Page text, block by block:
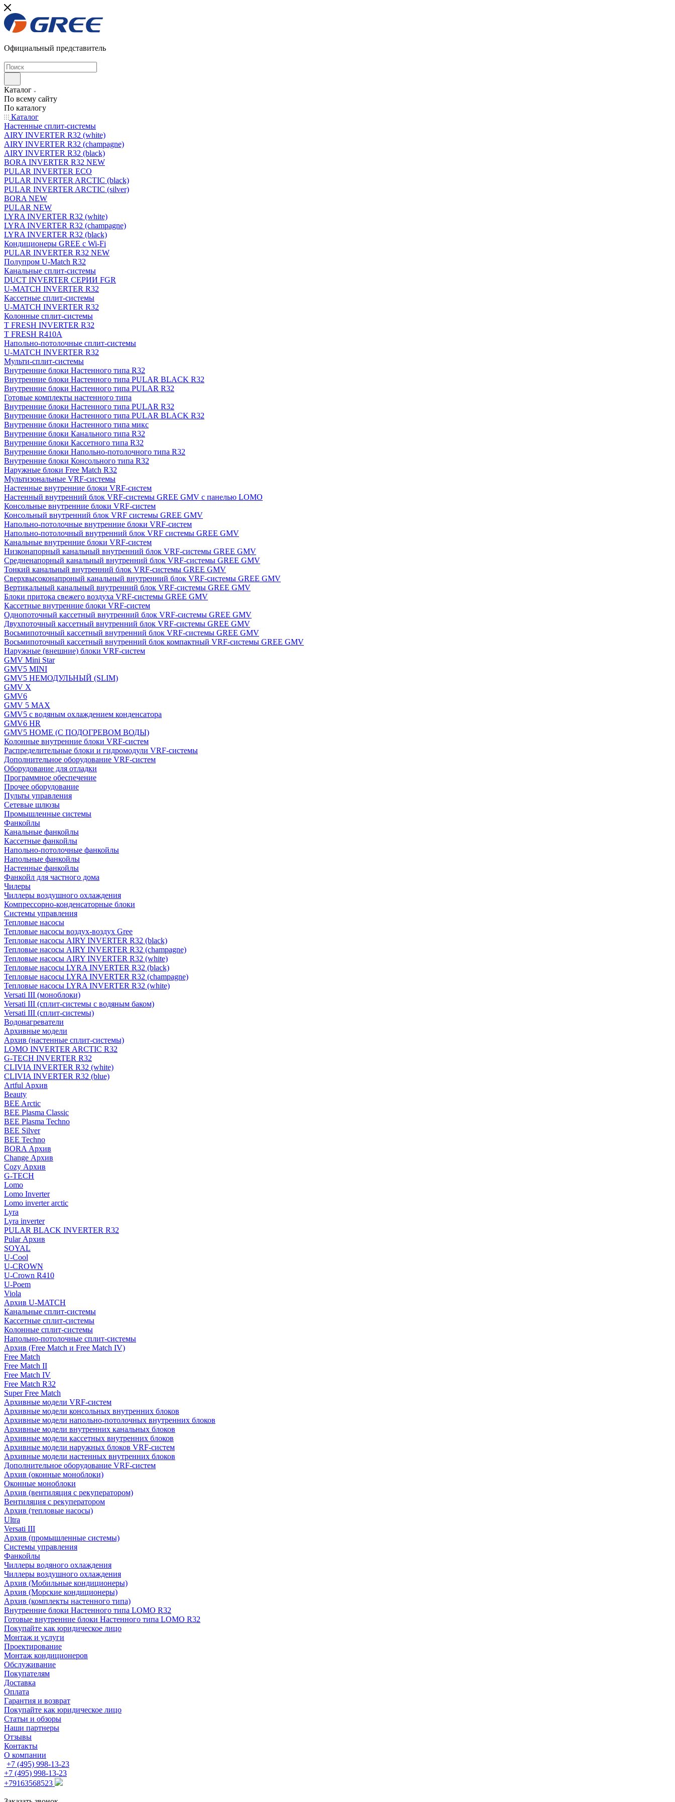
Официальный представитель
Каталог
По всему сайту
По каталогу
Каталог
Настенные сплит-системы
AIRY INVERTER R32 (white)
AIRY INVERTER R32 (champagne)
AIRY INVERTER R32 (black)
BORA INVERTER R32 NEW
PULAR INVERTER ECO
PULAR INVERTER ARCTIC (black)
PULAR INVERTER ARCTIC (silver)
BORA NEW
PULAR NEW
LYRA INVERTER R32 (white)
LYRA INVERTER R32 (champagne)
LYRA INVERTER R32 (black)
Кондиционеры GREE с Wi-Fi
PULAR INVERTER R32 NEW
Полупром U-Match R32
Канальные сплит-системы
DUCT INVERTER СЕРИИ FGR
U-MATCH INVERTER R32
Кассетные сплит-системы
U-MATCH INVERTER R32
Колонные сплит-системы
T FRESH INVERTER R32
T FRESH R410A
Напольно-потолочные сплит-системы
U-MATCH INVERTER R32
Мульти-сплит-системы
Внутренние блоки Настенного типа R32
Внутренние блоки Настенного типа PULAR BLACK R32
Внутренние блоки Настенного типа PULAR R32
Готовые комплекты настенного типа
Внутренние блоки Настенного типа PULAR R32
Внутренние блоки Настенного типа PULAR BLACK R32
Внутренние блоки Настенного типа микс
Внутренние блоки Канального типа R32
Внутренние блоки Кассетного типа R32
Внутренние блоки Напольно-потолочного типа R32
Внутренние блоки Консольного типа R32
Наружные блоки Free Match R32
Мультизональные VRF-системы
Настенные внутренние блоки VRF-систем
Настенный внутренний блок VRF-системы GREE GMV с панелью LOMO
Консольные внутренние блоки VRF-систем
Консольный внутренний блок VRF системы GREE GMV
Напольно-потолочные внутренние блоки VRF-систем
Напольно-потолочный внутренний блок VRF системы GREE GMV
Канальные внутренние блоки VRF-систем
Низконапорный канальный внутренний блок VRF-системы GREE GMV
Средненапорный канальный внутренний блок VRF-системы GREE GMV
Тонкий канальный внутренний блок VRF-системы GREE GMV
Сверхвысоконапроный канальный внутренний блок VRF-системы GREE GMV
Вертикальный канальный внутренний блок VRF-системы GREE GMV
Блоки притока свежего воздуха VRF-системы GREE GMV
Кассетные внутренние блоки VRF-систем
Однопоточный кассетный внутренний блок VRF-системы GREE GMV
Двухпоточный кассетный внутренний блок VRF-системы GREE GMV
Восьмипоточный кассетный внутренний блок VRF-системы GREE GMV
Восьмипоточный кассетный внутренний блок компактный VRF-системы GREE GMV
Наружные (внешние) блоки VRF-систем
GMV Mini Star
GMV5 MINI
GMV5 НЕМОДУЛЬНЫЙ (SLIM)
GMV X
GMV6
GMV 5 MAX
GMV5 с водяным охлаждением конденсатора
GMV6 HR
GMV5 HOME (С ПОДОГРЕВОМ ВОДЫ)
Колонные внутренние блоки VRF-систем
Распределительные блоки и гидромодули VRF-системы
Дополнительное оборудование VRF-систем
Оборудование для отладки
Программное обеспечение
Прочее оборудование
Пульты управления
Сетевые шлюзы
Промышленные системы
Фанкойлы
Канальные фанкойлы
Кассетные фанкойлы
Напольно-потолочные фанкойлы
Напольные фанкойлы
Настенные фанкойлы
Фанкойл для частного дома
Чилеры
Чиллеры воздушного охлаждения
Компрессорно-конденсаторные блоки
Системы управления
Тепловые насосы
Тепловые насосы воздух-воздух Gree
Тепловые насосы AIRY INVERTER R32 (black)
Тепловые насосы AIRY INVERTER R32 (champagne)
Тепловые насосы AIRY INVERTER R32 (white)
Тепловые насосы LYRA INVERTER R32 (black)
Тепловые насосы LYRA INVERTER R32 (champagne)
Тепловые насосы LYRA INVERTER R32 (white)
Versati III (моноблоки)
Versati III (сплит-системы с водяным баком)
Versati III (сплит-системы)
Водонагреватели
Архивные модели
Архив (настенные сплит-системы)
LOMO INVERTER ARCTIC R32
G-TECH INVERTER R32
CLIVIA INVERTER R32 (white)
CLIVIA INVERTER R32 (blue)
Artful Архив
Beauty
BEE Arctic
BEE Plasma Classic
BEE Plasma Techno
BEE Silver
BEE Techno
BORA Архив
Change Архив
Cozy Архив
G-TECH
Lomo
Lomo Inverter
Lomo inverter arctic
Lyra
Lyra inverter
PULAR BLACK INVERTER R32
Pular Архив
SOYAL
U-Cool
U-CROWN
U-Crown R410
U-Poem
Viola
Архив U-MATCH
Канальные сплит-системы
Кассетные сплит-системы
Колонные сплит-системы
Напольно-потолочные сплит-системы
Архив (Free Match и Free Match IV)
Free Match
Free Match II
Free Match IV
Free Match R32
Super Free Match
Архивные модели VRF-систем
Архивные модели консольных внутренних блоков
Архивные модели напольно-потолочных внутренних блоков
Архивные модели внутренних канальных блоков
Архивные модели кассетных внутренних блоков
Архивные модели наружных блоков VRF-систем
Архивные модели настенных внутренних блоков
Дополнительное оборудование VRF-систем
Архив (оконные моноблоки)
Оконные моноблоки
Архив (вентиляция с рекуператором)
Вентиляция с рекуператором
Архив (тепловые насосы)
Ultra
Versati III
Архив (промышленные системы)
Системы управления
Фанкойлы
Чиллеры водяного охлаждения
Чиллеры воздушного охлаждения
Архив (Мобильные кондиционеры)
Архив (Морские кондиционеры)
Архив (комплекты настенного типа)
Внутренние блоки Настенного типа LOMO R32
Готовые внутренние блоки Настенного типа LOMO R32
Покупайте как юридическое лицо
Монтаж и услуги
Проектирование
Монтаж кондиционеров
Обслуживание
Покупателям
Доставка
Оплата
Гарантия и возврат
Покупайте как юридическое лицо
Статьи и обзоры
Наши партнеры
Отзывы
Контакты
О компании
+7 (495) 998-13-23
+7 (495) 998-13-23
+79163568523